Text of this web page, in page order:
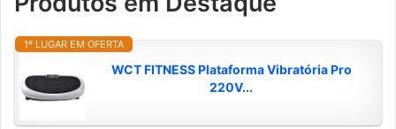
1º LUGAR EM OFERTA
WCT FITNESS Plataforma Vibratória Pro
220V...